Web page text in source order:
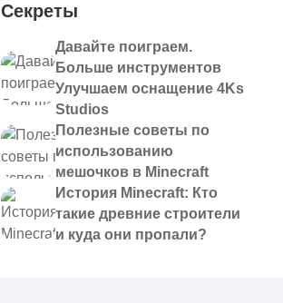
Секреты
Давайте поиграем.
Больше инструментов
Улучшаем оснащение 4Ks
Studios
Полезные советы по
использованию
мешочков в Minecraft
История Minecraft: Кто
такие древние строители
и куда они пропали?